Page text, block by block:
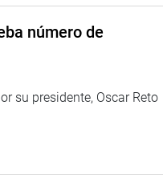
número de
su presidente, Oscar Reto